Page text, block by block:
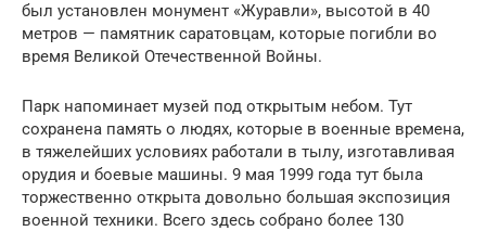
был установлен монумент «Журавли», высотой в 40
метров — памятник саратовцам, которые погибли во
время Великой Отечественной Войны.
Парк напоминает музей под открытым небом. Тут
сохранена память о людях, которые в военные времена,
в тяжелейших условиях работали в тылу, изготавливая
орудия и боевые машины. 9 мая 1999 года тут была
торжественно открыта довольно большая экспозиция
военной техники. Всего здесь собрано более 130